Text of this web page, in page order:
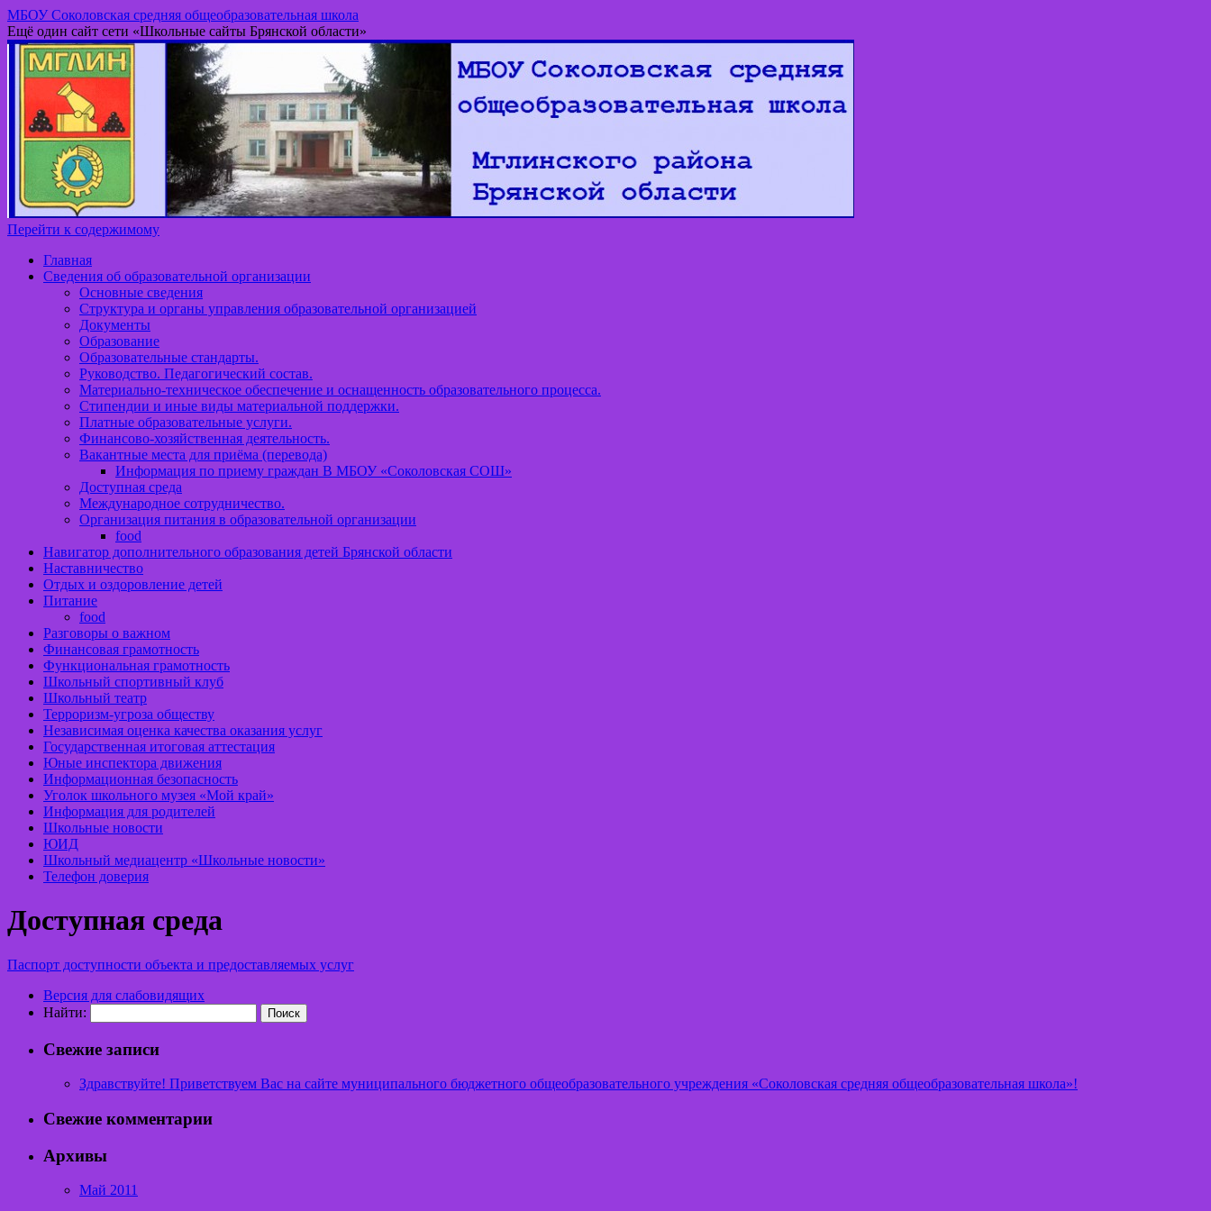
МБОУ Соколовская средняя общеобразовательная школа
Ещё один сайт сети «Школьные сайты Брянской области»
Перейти к содержимому
Главная
Сведения об образовательной организации
Основные сведения
Структура и органы управления образовательной организацией
Документы
Образование
Образовательные стандарты.
Руководство. Педагогический состав.
Материально-техническое обеспечение и оснащенность образовательного процесса.
Стипендии и иные виды материальной поддержки.
Платные образовательные услуги.
Финансово-хозяйственная деятельность.
Вакантные места для приёма (перевода)
Информация по приему граждан В МБОУ «Соколовская СОШ»
Доступная среда
Международное сотрудничество.
Организация питания в образовательной организации
food
Навигатор дополнительного образования детей Брянской области
Наставничество
Отдых и оздоровление детей
Питание
food
Разговоры о важном
Финансовая грамотность
Функциональная грамотность
Школьный спортивный клуб
Школьный театр
Терроризм-угроза обществу
Независимая оценка качества оказания услуг
Государственная итоговая аттестация
Юные инспектора движения
Информационная безопасность
Уголок школьного музея «Мой край»
Информация для родителей
Школьные новости
ЮИД
Школьный медиацентр «Школьные новости»
Телефон доверия
Доступная среда
Паспорт доступности объекта и предоставляемых услуг
Версия для слабовидящих
Найти:
Свежие записи
Здравствуйте! Приветствуем Вас на сайте муниципального бюджетного общеобразовательного учреждения «Соколовская средняя общеобразовательная школа»!
Свежие комментарии
Архивы
Май 2011